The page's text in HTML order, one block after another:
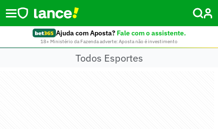
Ajuda com Aposta? Fale com o assistente.
18+ Ministério da Fazenda adverte: Aposta não é investimento
Todos Esportes